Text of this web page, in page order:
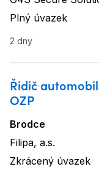
Název firmy:
Typ úvazku:
Plný úvazek
2 dny
Řidič
OZP
Lokalita:
Brodce
Název firmy
Filipa, a.s.
Typ úvazku :
Zkrácený úvazek